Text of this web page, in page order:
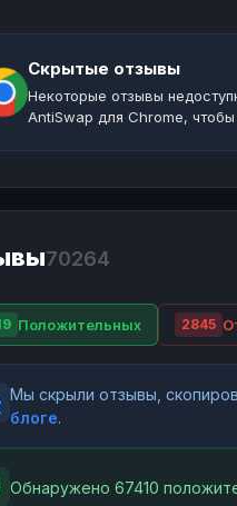
Скрытые отзывы
Некоторые отзывы
AntiSwap для Chrome,
70264
Положительных 2845
Мы скрыли отзывы,
блоге.
Обнаружено 67410